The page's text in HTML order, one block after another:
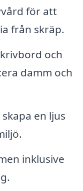
för att
från skräp.
och
damm och
en ljus
inklusive